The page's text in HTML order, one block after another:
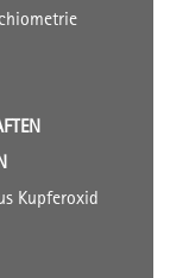
Kupferoxid